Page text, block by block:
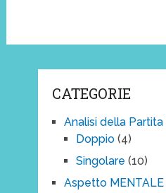
CATEGORIE
Analisi della Partita
Doppio(4)
Singolare (10)
Aspetto MENTALE